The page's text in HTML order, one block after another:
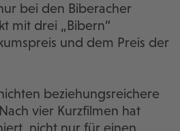
bei den Biberacher
mit drei „Bibern“
und dem Preis der
beziehungsreichere
vier Kurzfilmen hat
nicht nur für einen